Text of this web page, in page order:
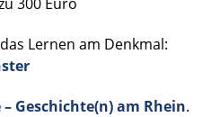
Lernen am Denkmal:
Geschichte(n) am Rhein.